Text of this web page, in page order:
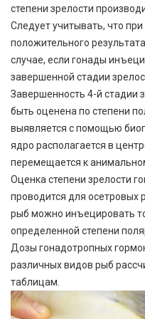
степени зрелости
Следует учитывать, что
положительного
случае, если гонады
завершенной стадии
Завершенность 4-й стадии
быть оценена по степени
выявляется с помощью
ядро располагается в
перемещается к
Оценка степени зрелости
проводится для осетровых
рыб можно инъецировать
определенной степени
Дозы гонадотропных
различных видов рыб
таблицам.